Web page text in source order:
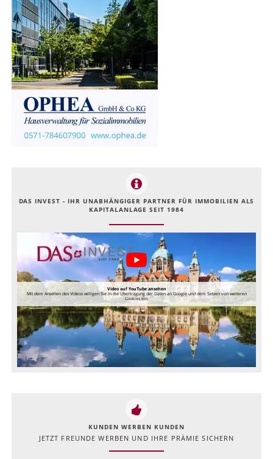
DAS INVEST - IHR UNABHÄNGIGER PARTNER FÜR IMMOBILIEN ALS
KAPITALANLAGE SEIT 1984
Video auf YouTube ansehen
Mit dem Ansehen des Videos willigen Sie in die Übertragung der Daten an Google und dem Setzen von weiteren
Cookies ein.
KUNDEN WERBEN KUNDEN
JETZT FREUNDE WERBEN UND IHRE PRÄMIE SICHERN